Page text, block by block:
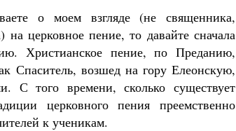
о моем взгляде (не священника,
на церковное пение, то давайте сначала
Христианское пение, по Преданию,
Спаситель, возшед на гору Елеонскую,
С того времени, сколько существует
церковного пения преемственно
к ученикам.